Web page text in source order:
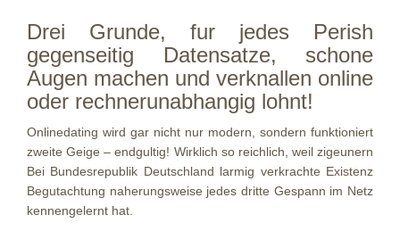
Drei Grunde, fur jedes Perish
gegenseitig Datensatze, schone
Augen machen und verknallen online
oder rechnerunabhangig lohnt!
Onlinedating wird gar nicht nur modern, sondern funktioniert
zweite Geige – endgultig! Wirklich so reichlich, weil zigeunern
Bei Bundesrepublik Deutschland larmig verkrachte Existenz
Begutachtung naherungsweise jedes dritte Gespann im Netz
kennengelernt hat.